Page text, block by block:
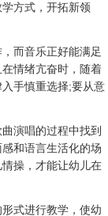
方式，开拓新领
而音乐正好能满足
情绪亢奋时，随着
手慎重选择;要从意
演唱的过程中找到
和语言生活化的场
操，才能让幼儿在
式进行教学，使幼